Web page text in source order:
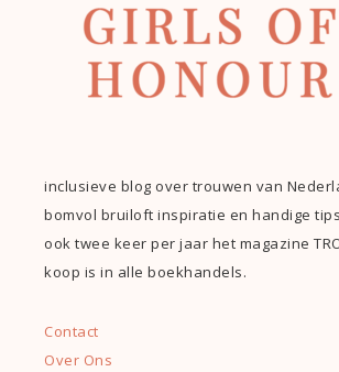
inclusieve blog over trouwen van
bomvol bruiloft inspiratie en handige
ook twee keer per jaar het magazine
koop is in alle boekhandels.
Contact
Over Ons